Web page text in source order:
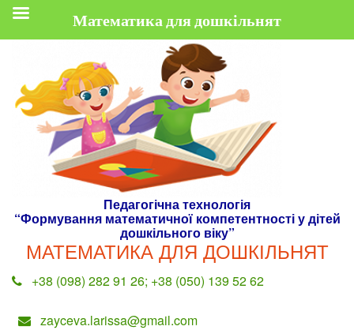
Skip
Педагогічна технологія
“Формування математичної компетентності у дітей
дошкільного віку”
МАТЕМАТИКА ДЛЯ ДОШКІЛЬНЯТ
+38 (098) 282 91 26; +38 (050) 139 52 62
zayceva.larissa@gmail.com
Математика для дошкільнят